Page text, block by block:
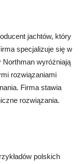
jachtów, który
specjalizuje się w
Northman wyróżniają
rozwiązaniami
Firma stawia
rozwiązania.
polskich